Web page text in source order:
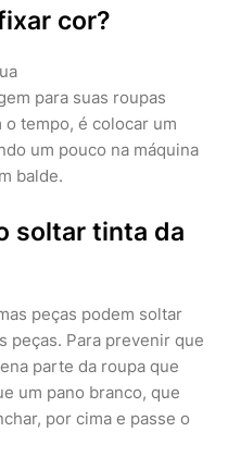
cor?
para suas roupas
tempo, é colocar um
um pouco na máquina
balde.
soltar tinta da
peças podem soltar
peças. Para prevenir que
parte da roupa que
um pano branco, que
por cima e passe o